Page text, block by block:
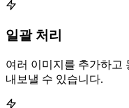
일괄 처리
여러 이미지를 추가하고
내보낼 수 있습니다.